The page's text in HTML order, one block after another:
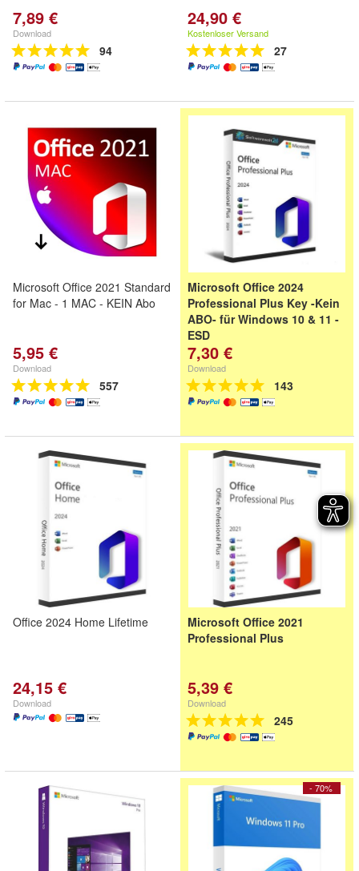
7,89 €
Download
94
24,90 €
Kostenloser Versand
27
Microsoft Office 2021 Standard
for Mac - 1 MAC - KEIN Abo
5,95 €
Download
557
Microsoft Office 2024
Professional Plus Key -Kein
ABO- für Windows 10 & 11 -
ESD
7,30 €
Download
143
Office 2024 Home Lifetime
24,15 €
Download
Microsoft Office 2021
Professional Plus
5,39 €
Download
245
- 70%